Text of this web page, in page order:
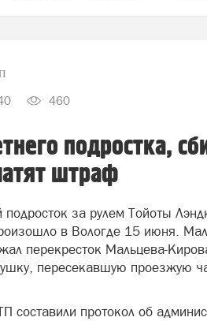
460
подростка,
штраф
за рулем Тойоты
в Вологде 15 июня.
перекресток Мальцева-
пересекавшую проезжую
составили протокол об